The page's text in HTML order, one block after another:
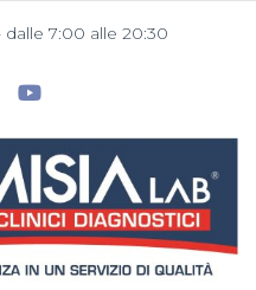
7:00 alle 20:30